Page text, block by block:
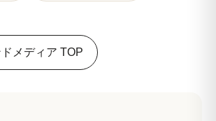
メディア TOP